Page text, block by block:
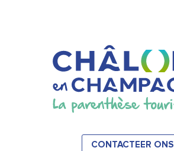
CONTACTEER ONS